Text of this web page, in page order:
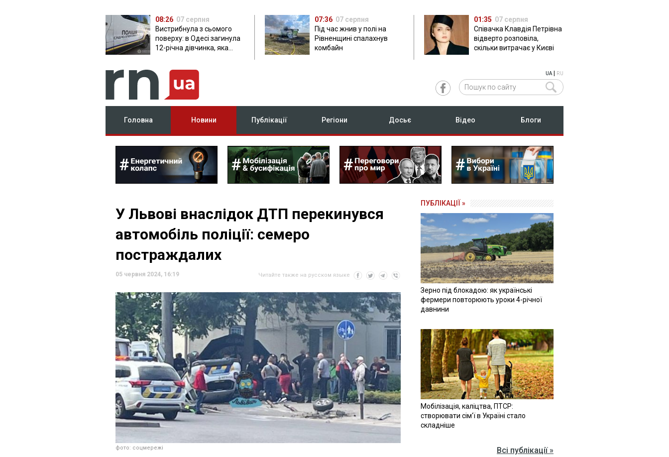
08:26 07 серпня
Вистрибнула з сьомого
поверху: в Одесі загинула
12-річна дівчинка, яка
07:36 07 серпня
Під час жнив у полі на
Рівненщині спалахнув
комбайн
01:35 07 серпня
Співачка Клавдія Петрівна
відверто розповіла,
скільки витрачає у Києві
UA| RU
Головна Новини Публікації Регіони Досьє Відео Блоги
У Львові внаслідок ДТП перекинувся
автомобіль поліції: семеро
постраждалих
05 червня 2024, 16:19 Читайте также на русском языке
фото: соцмережі
ПУБЛІКАЦІЇ »
Зерно під блокадою: як українські
фермери повторюють уроки 4-річної
давнини
Мобілізація, каліцтва, ПТСР:
створювати сім'ї в Україні стало
складніше
Всі публікації »